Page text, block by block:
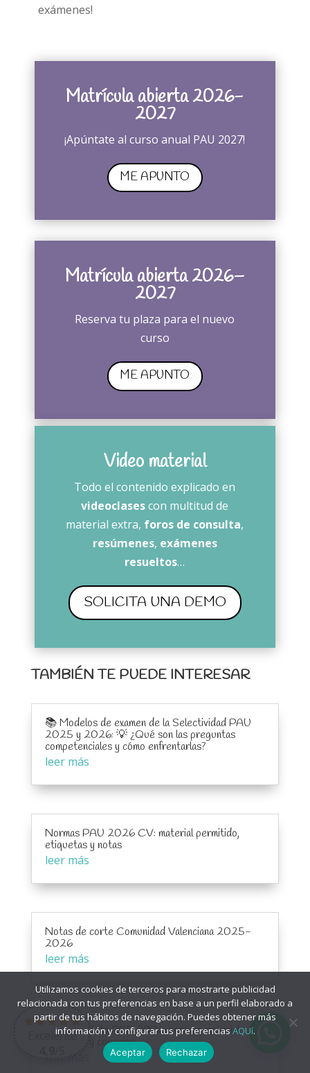
exámenes!
Matrícula abierta 2026-
2027
¡Apúntate al curso anual PAU 2027!
ME APUNTO
Matrícula abierta 2026–
2027
Reserva tu plaza para el nuevo
curso
ME APUNTO
Video material
Todo el contenido explicado en
videoclasescon multitud de
material extra, foros de consulta,
resúmenes, exámenes
resueltos…
SOLICITA UNA DEMO
TAMBIÉN TE PUEDE INTERESAR
📚 Modelos de examen de la Selectividad PAU
2025 y 2026: 💡 ¿Qué son las preguntas
competenciales y cómo enfrentarlas?
leer más
Normas PAU 2026 CV: material permitido,
etiquetas y notas
leer más
Notas de corte Comunidad Valenciana 2025-
2026
leer más
Guía completa PCE 2026: normas, material
permitido y consejos
Excelente
Utilizamos cookies de terceros para mostrarte publicidad
relacionada con tus preferencias en base a un perfil elaborado a
partir de tus hábitos de navegación. Puedes obtener más
información y configurar tus preferencias AQUí.
Aceptar Rechazar